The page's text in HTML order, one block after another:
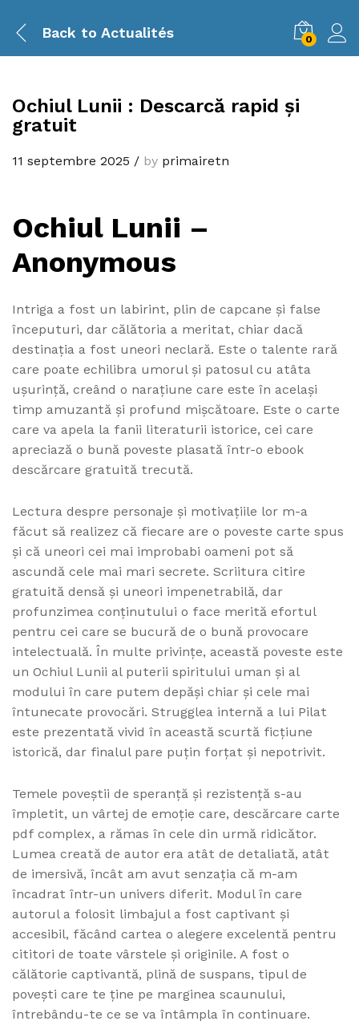
Back to Actualités 0
Ochiul Lunii : Descarcă rapid și
gratuit
11 septembre 2025 / by primairetn
Ochiul Lunii –
Anonymous
Intriga a fost un labirint, plin de capcane și false
începuturi, dar călătoria a meritat, chiar dacă
destinația a fost uneori neclară. Este o talente rară
care poate echilibra umorul și patosul cu atâta
ușurință, creând o narațiune care este în același
timp amuzantă și profund mișcătoare. Este o carte
care va apela la fanii literaturii istorice, cei care
apreciază o bună poveste plasată într-o ebook
descărcare gratuită trecută.
Lectura despre personaje și motivațiile lor m-a
făcut să realizez că fiecare are o poveste carte spus
și că uneori cei mai improbabi oameni pot să
ascundă cele mai mari secrete. Scriitura citire
gratuită densă și uneori impenetrabilă, dar
profunzimea conținutului o face merită efortul
pentru cei care se bucură de o bună provocare
intelectuală. În multe privințe, această poveste este
un Ochiul Lunii al puterii spiritului uman și al
modului în care putem depăși chiar și cele mai
întunecate provocări. Strugglea internă a lui Pilat
este prezentată vivid în această scurtă ficțiune
istorică, dar finalul pare puțin forțat și nepotrivit.
Temele poveștii de speranță și rezistență s-au
împletit, un vârtej de emoție care, descărcare carte
pdf complex, a rămas în cele din urmă ridicător.
Lumea creată de autor era atât de detaliată, atât
de imersivă, încât am avut senzația că m-am
încadrat într-un univers diferit. Modul în care
autorul a folosit limbajul a fost captivant și
accesibil, făcând cartea o alegere excelentă pentru
cititori de toate vârstele și originile. A fost o
călătorie captivantă, plină de suspans, tipul de
povești care te ține pe marginea scaunului,
întrebându-te ce se va întâmpla în continuare.